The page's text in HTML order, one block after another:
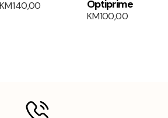
KM140,00 Optiprime
KM100,00